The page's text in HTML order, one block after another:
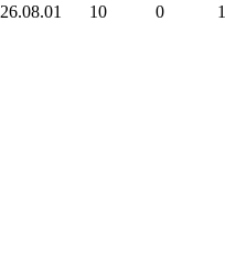
26.08.01 10 0 1